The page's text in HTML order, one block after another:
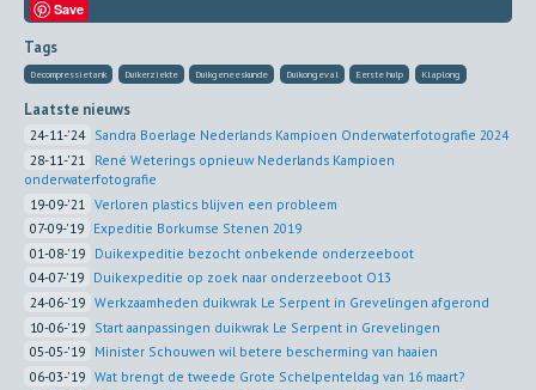
Save
Tags
Decompressietank Duikerziekte Duikgeneeskunde Duikongeval Eerste hulp Klaplong
Laatste nieuws
24-11-'24 Sandra Boerlage Nederlands Kampioen Onderwaterfotografie 2024
28-11-'21 René Weterings opnieuw Nederlands Kampioen
onderwaterfotografie
19-09-'21
Verloren plastics blijven een probleem
07-09-'19 Expeditie Borkumse Stenen 2019
01-08-'19 Duikexpeditie bezocht onbekende onderzeeboot
04-07-'19 Duikexpeditie op zoek naar onderzeeboot O13
24-06-'19 Werkzaamheden duikwrak Le Serpent in Grevelingen afgerond
10-06-'19 Start aanpassingen duikwrak Le Serpent in Grevelingen
05-05-'19 Minister Schouwen wil betere bescherming van haaien
06-03-'19 Wat brengt de tweede Grote Schelpenteldag van 16 maart?